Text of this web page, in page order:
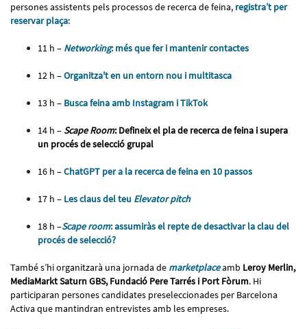
persones assistents pels processos de recerca de feina, registra’t per
reservar plaça:
11 h – Networking: més que fer i mantenir contactes
12 h –Organitza't en un entorn nou i multitasca
13 h – Busca feina amb Instagram i TikTok
14 h – Scape Room: Defineix el pla de recerca de feina i supera
un procés de selecció grupal
16 h –ChatGPT per a la recerca de feina en 10 passos
17 h – Les claus del teu Elevator pitch
18 h –Scape room: assumiràs el repte de desactivar la clau del
procés de selecció?
També s’hi organitzarà una jornada de marketplaceamb Leroy Merlin,
MediaMarkt Saturn GBS, Fundació Pere Tarrés i Port Fòrum. Hi
participaran persones candidates preseleccionades per Barcelona
Activa que mantindran entrevistes amb les empreses.